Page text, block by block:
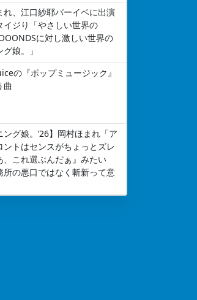
れ、江口紗耶バーイベに出演
イジり「やさしい世界の
に対し激しい世界の
娘。」
の『ポップミュージック』
曲
ング娘。’26】岡村ほまれ「ア
ントはセンスがちょっとズレ
、これ選ぶんだぁ』みたい
所の悪口ではなく斬新って意